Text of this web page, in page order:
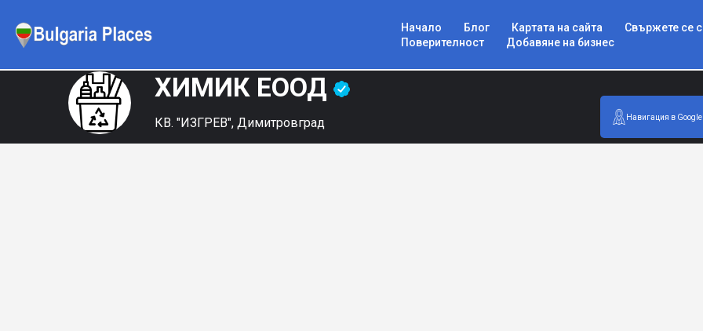
Начало Блог Картата на сайта
Свържете се
Поверителност
Добавяне на бизнес
ХИМИК ЕООД
КВ. "ИЗГРЕВ", Димитровград Навигация в Google